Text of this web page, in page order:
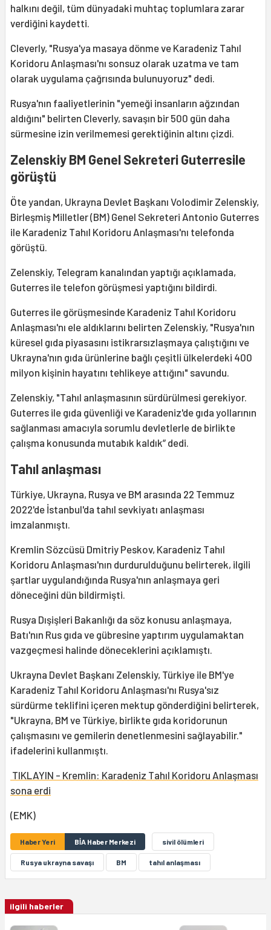
halkını değil, tüm dünyadaki muhtaç toplumlara zarar
verdiğini kaydetti.
Cleverly, "Rusya'ya masaya dönme ve Karadeniz Tahıl
Koridoru Anlaşması'nı sonsuz olarak uzatma ve tam
olarak uygulama çağrısında bulunuyoruz" dedi.
Rusya'nın faaliyetlerinin "yemeği insanların ağzından
aldığını" belirten Cleverly, savaşın bir 500 gün daha
sürmesine izin verilmemesi gerektiğinin altını çizdi.
Zelenskiy BM Genel Sekreteri Guterresile
görüştü
Öte yandan, Ukrayna Devlet Başkanı Volodimir Zelenskiy,
Birleşmiş Milletler (BM) Genel Sekreteri Antonio Guterres
ile Karadeniz Tahıl Koridoru Anlaşması'nı telefonda
görüştü.
Zelenskiy, Telegram kanalından yaptığı açıklamada,
Guterres ile telefon görüşmesi yaptığını bildirdi.
Guterres ile görüşmesinde Karadeniz Tahıl Koridoru
Anlaşması'nı ele aldıklarını belirten Zelenskiy, "Rusya'nın
küresel gıda piyasasını istikrarsızlaşmaya çalıştığını ve
Ukrayna'nın gıda ürünlerine bağlı çeşitli ülkelerdeki 400
milyon kişinin hayatını tehlikeye attığını" savundu.
Zelenskiy, "Tahıl anlaşmasının sürdürülmesi gerekiyor.
Guterres ile gıda güvenliği ve Karadeniz'de gıda yollarının
sağlanması amacıyla sorumlu devletlerle de birlikte
çalışma konusunda mutabık kaldık” dedi.
Tahıl anlaşması
Türkiye, Ukrayna, Rusya ve BM arasında 22 Temmuz
2022'de İstanbul'da tahıl sevkiyatı anlaşması
imzalanmıştı.
Kremlin Sözcüsü Dmitriy Peskov, Karadeniz Tahıl
Koridoru Anlaşması'nın durdurulduğunu belirterek, ilgili
şartlar uygulandığında Rusya'nın anlaşmaya geri
döneceğini dün bildirmişti.
Rusya Dışişleri Bakanlığı da söz konusu anlaşmaya,
Batı'nın Rus gıda ve gübresine yaptırım uygulamaktan
vazgeçmesi halinde döneceklerini açıklamıştı.
Ukrayna Devlet Başkanı Zelenskiy, Türkiye ile BM'ye
Karadeniz Tahıl Koridoru Anlaşması'nı Rusya'sız
sürdürme teklifini içeren mektup gönderdiğini belirterek,
"Ukrayna, BM ve Türkiye, birlikte gıda koridorunun
çalışmasını ve gemilerin denetlenmesini sağlayabilir."
ifadelerini kullanmıştı.
TIKLAYIN - Kremlin: Karadeniz Tahıl Koridoru Anlaşması
sona erdi
(EMK)
Haber Yeri BİA Haber Merkezi sivil ölümleri
Rusya ukrayna savaşı BM tahıl anlaşması
ilgili haberler